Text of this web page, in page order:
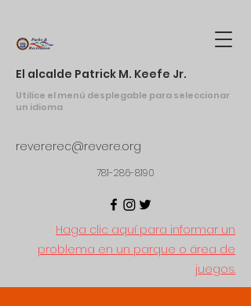
El alcalde Patrick M. Keefe Jr.
Utilice el menú desplegable para seleccionar
un idioma
revererec@revere.org
781-286-8190
Haga clic aquí para informar un
problema en un parque o área de
juegos.